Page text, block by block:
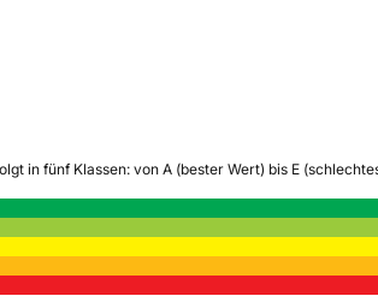
in fünf Klassen: von A (bester Wert) bis E